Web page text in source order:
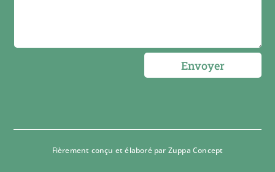
Envoyer
Fièrement conçu et élaboré par Zuppa Concept